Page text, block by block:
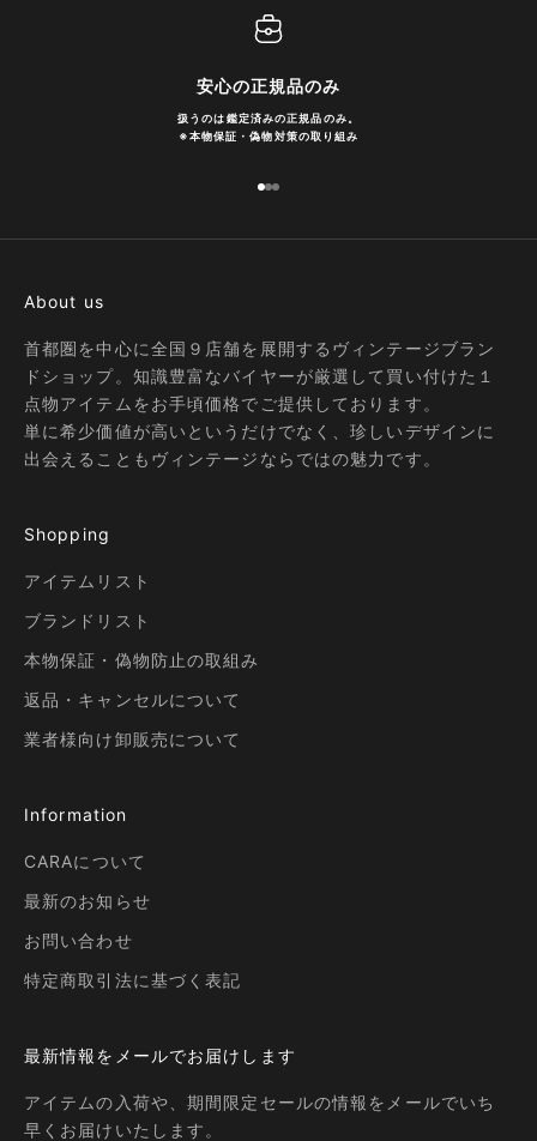
安心の正規品のみ
扱うのは鑑定済みの正規品のみ。
※本物保証・偽物対策の取り組み
I18n Error: Missing interpolation
I18n Error: Missing interpolation
I18n Error: Missing interpolation
About us
首都圏を中心に全国９店舗を展開するヴィンテージブラン
ドショップ。知識豊富なバイヤーが厳選して買い付けた１
点物アイテムをお手頃価格でご提供しております。
単に希少価値が高いというだけでなく、珍しいデザインに
出会えることもヴィンテージならではの魅力です。
Shopping
アイテムリスト
ブランドリスト
本物保証・偽物防止の取組み
返品・キャンセルについて
業者様向け卸販売について
Information
CARAについて
最新のお知らせ
お問い合わせ
特定商取引法に基づく表記
最新情報をメールでお届けします
アイテムの入荷や、期間限定セールの情報をメールでいち
早くお届けいたします。